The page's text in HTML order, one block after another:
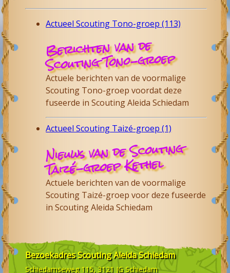
Actueel Scouting Tono-groep (113)
Berichten van de
Scouting Tono-groep
Actuele berichten van de voormalige
Scouting Tono-groep voordat deze
fuseerde in Scouting Aleida Schiedam
Actueel Scouting Taizé-groep (1)
Nieuws van de Scouting
Taizé-groep Kethel
Actuele berichten van de voormalige
Scouting Taizé-groep voor deze fuseerde
in Scouting Aleida Schiedam
BezoekadresScouting Aleida Schiedam
Schiedamseweg 115, 3121 JG Schiedam